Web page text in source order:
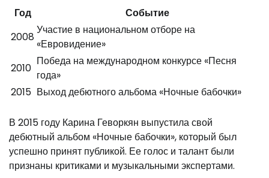
Год
Событие
2008
Участие в национальном отборе на
«Евровидение»
2010
Победа на международном конкурсе «Песня
года»
2015 Выход дебютного альбома «Ночные бабочки»
В 2015 году Карина Геворкян выпустила свой
дебютный альбом «Ночные бабочки», который был
успешно принят публикой. Ее голос и талант были
признаны критиками и музыкальными экспертами.